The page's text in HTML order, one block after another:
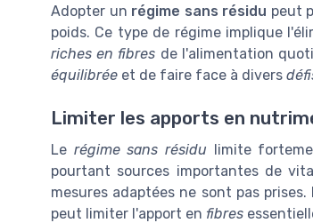
Adopter un régime sans résidu peut
poids. Ce type de régime implique
riches en fibres de l'alimentation
équilibrée et de faire face à divers
Limiter les apports en
Le régime sans résidu limite
pourtant sources importantes de
mesures adaptées ne sont pas prises.
peut limiter l'apport en fibres